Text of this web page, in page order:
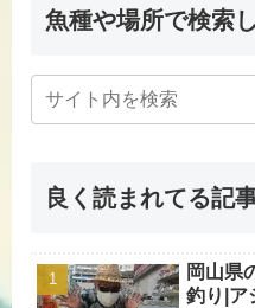
魚種や場所で検索
良く読まれてる記
岡山県
釣り|ア